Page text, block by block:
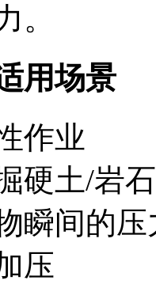
。
用场景‌
作业‌
硬土/岩
瞬间的
压‌